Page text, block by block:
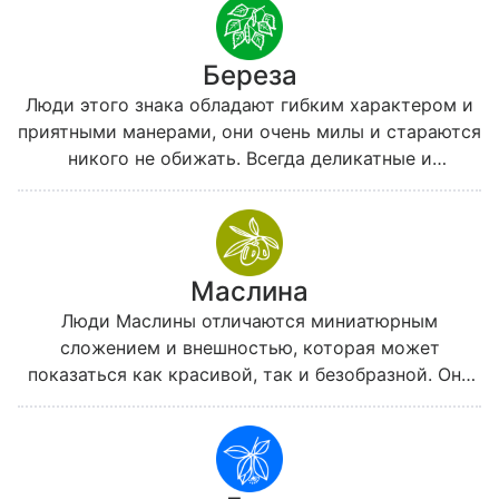
бесстрашием. Никому не прощают они слабости и
растерянности, и в первую очередь — себе. Дуб
внимательно следит за своим здоровьем, чтобы
никому не быть в тягость, и почти никогда не
просит о помощи, даже оказавшись в безвыходной
ситуации.
Береза
Люди этого знака обладают гибким характером и
приятными манерами, они очень милы и стараются
никого не обижать. Всегда деликатные и
спокойные, они ничего не требуют и ни о чем не
сожалеют. В своих пристрастиях и настроениях
Береза достаточно постоянна, она не требует от
окружающих внимания, но неизменно его
привлекает.
Маслина
Люди Маслины отличаются миниатюрным
сложением и внешностью, которая может
показаться как красивой, так и безобразной. Они
стараются много времени проводить на солнце, а
в холодное время года обычно чувствуют себя
подавленными и больными.